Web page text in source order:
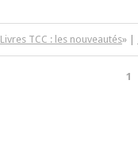
Livres TCC : les nouveautés» |
1